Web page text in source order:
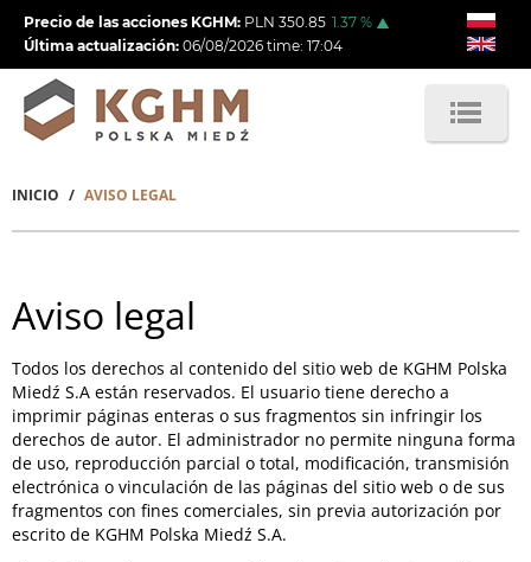
Pasar
contenido
principal
Precio de las acciones KGHM: PLN 350.85 1.37 %
Última actualización: 06/08/2026 time: 17:04
Sobrescribir
de
ayuda
a
la
navegación
INICIO AVISO LEGAL
Aviso legal
Todos los derechos al contenido del sitio web de KGHM Polska
Miedź S.A están reservados. El usuario tiene derecho a
imprimir páginas enteras o sus fragmentos sin infringir los
derechos de autor. El administrador no permite ninguna forma
de uso, reproducción parcial o total, modificación, transmisión
electrónica o vinculación de las páginas del sitio web o de sus
fragmentos con fines comerciales, sin previa autorización por
escrito de KGHM Polska Miedź S.A.